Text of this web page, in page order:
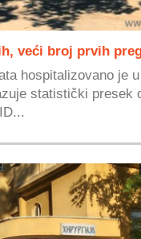
veći broj prvih
hospitalizovano je
statistički presek